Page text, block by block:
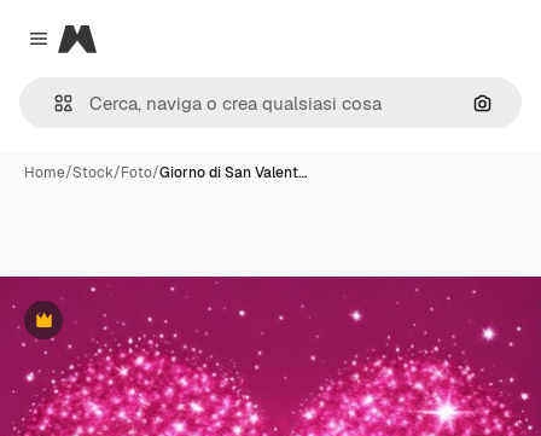
Close menu
Magnific
Cerca
Home/Stock/Foto/Giorno di San Valent…
Premium